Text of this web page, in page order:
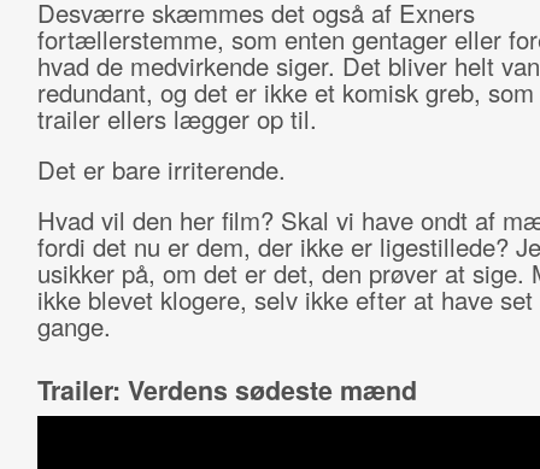
Desværre skæmmes det også af Exners
fortællerstemme, som enten gentager eller
hvad de medvirkende siger. Det bliver helt
redundant, og det er ikke et komisk greb,
trailer ellers lægger op til.
Det er bare irriterende.
Hvad vil den her film? Skal vi have ondt af
fordi det nu er dem, der ikke er ligestillede?
usikker på, om det er det, den prøver at sige.
ikke blevet klogere, selv ikke efter at have
gange.
Trailer: Verdens sødeste mænd